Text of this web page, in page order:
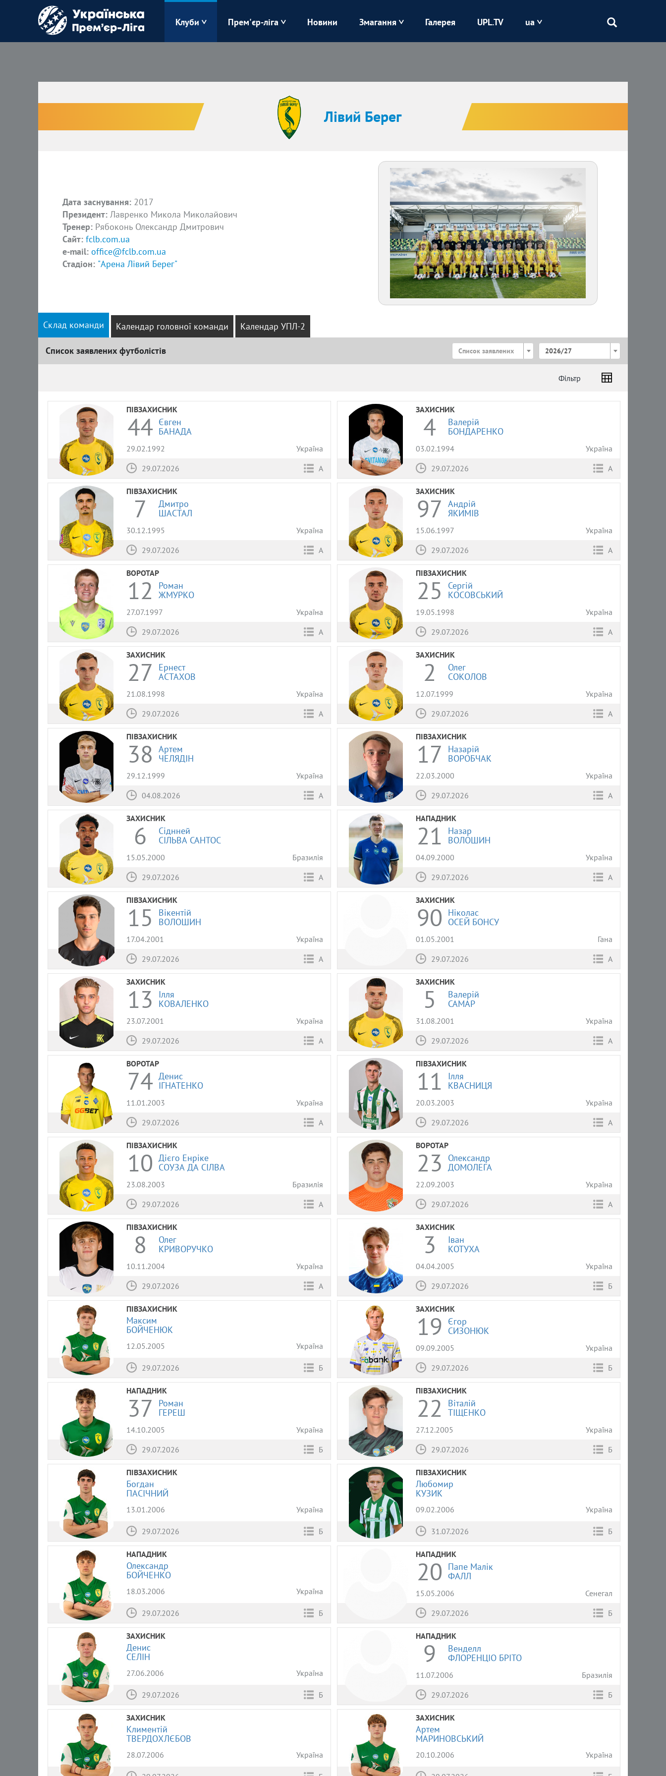
Клуби
Зоря Карпати Колос Кривбас
ЛНЗ
Прем'єр-ліга Новини Змагання Галерея UPL.TV ua
Лівий Берег
Дата заснування: 2017
Президент: Лавренко Микола Миколайович
Тренер: Рябоконь Олександр Дмитрович
Сайт: fclb.com.ua
e-mail: office@fclb.com.ua
Стадіон: "Арена Лівий Берег"
Склад команди Календар головної команди Календар УПЛ-2
Список заявлених футболістів Список заявлених 2026/27
Фільтр
ПІВЗАХИСНИК
44 Євген
БАНАДА
29.02.1992
Україна
29.07.2026
А
ЗАХИСНИК
4
Валерій
БОНДАРЕНКО
03.02.1994
Україна
29.07.2026
А
ПІВЗАХИСНИК
7
Дмитро
ШАСТАЛ
30.12.1995
Україна
29.07.2026
А
ЗАХИСНИК
97
Андрій
ЯКИМІВ
15.06.1997
Україна
29.07.2026
А
ВОРОТАР
12
Роман
ЖМУРКО
27.07.1997
Україна
29.07.2026
А
ПІВЗАХИСНИК
25
Сергій
КОСОВСЬКИЙ
19.05.1998
Україна
29.07.2026
А
ЗАХИСНИК
27
Ернест
АСТАХОВ
21.08.1998
Україна
29.07.2026
А
ЗАХИСНИК
2
Олег
СОКОЛОВ
12.07.1999
Україна
29.07.2026
А
ПІВЗАХИСНИК
38
Артем
ЧЕЛЯДІН
29.12.1999
Україна
04.08.2026
А
ПІВЗАХИСНИК
17
Назарій
ВОРОБЧАК
22.03.2000
Україна
29.07.2026
А
ЗАХИСНИК
6
Сіднней
СІЛЬВА САНТОС
15.05.2000
Бразилія
29.07.2026
А
НАПАДНИК
21
Назар
ВОЛОШИН
04.09.2000
Україна
29.07.2026
А
ПІВЗАХИСНИК
15
Вікентій
ВОЛОШИН
17.04.2001
Україна
29.07.2026
А
ЗАХИСНИК
90
Ніколас
ОСЕЙ БОНСУ
01.05.2001
Гана
29.07.2026
А
ЗАХИСНИК
13
Ілля
КОВАЛЕНКО
23.07.2001
Україна
29.07.2026
А
ЗАХИСНИК
5
Валерій
САМАР
31.08.2001
Україна
29.07.2026
А
ВОРОТАР
74 Денис
ІГНАТЕНКО
11.01.2003
Україна
29.07.2026
А
ПІВЗАХИСНИК
11
Ілля
КВАСНИЦЯ
20.03.2003
Україна
29.07.2026
А
ПІВЗАХИСНИК
10
Дієго Енріке
СОУЗА ДА СІЛВА
23.08.2003
Бразилія
29.07.2026
А
ВОРОТАР
23
Олександр
ДОМОЛЕГА
22.09.2003
Україна
29.07.2026
А
ПІВЗАХИСНИК
8
Олег
КРИВОРУЧКО
10.11.2004
Україна
29.07.2026
А
ЗАХИСНИК
3
Іван
КОТУХА
04.04.2005
Україна
29.07.2026
Б
ПІВЗАХИСНИК
Максим
БОЙЧЕНЮК
12.05.2005 Україна
29.07.2026 Б
ЗАХИСНИК
19
Єгор
СИЗОНЮК
09.09.2005
Україна
29.07.2026
Б
НАПАДНИК
37
Роман
ГЕРЕШ
14.10.2005
Україна
29.07.2026
Б
ПІВЗАХИСНИК
22
Віталій
ТІЩЕНКО
27.12.2005
Україна
29.07.2026
Б
ПІВЗАХИСНИК
Богдан
ПАСІЧНИЙ
13.01.2006 Україна
29.07.2026 Б
ПІВЗАХИСНИК
Любомир
КУЗИК
09.02.2006 Україна
31.07.2026 Б
НАПАДНИК
Олександр
БОЙЧЕНКО
18.03.2006 Україна
29.07.2026 Б
НАПАДНИК
20
Папе Малік
ФАЛЛ
15.05.2006
Сенегал
29.07.2026
Б
ЗАХИСНИК
Денис
СЕЛІН
27.06.2006 Україна
29.07.2026 Б
НАПАДНИК
9
Венделл
ФЛОРЕНЦІО БРІТО
11.07.2006
Бразилія
29.07.2026
Б
ЗАХИСНИК
Климентій
ТВЕРДОХЛЄБОВ
28.07.2006 Україна
ЗАХИСНИК
Артем
МАРИНОВСЬКИЙ
20.10.2006 Україна